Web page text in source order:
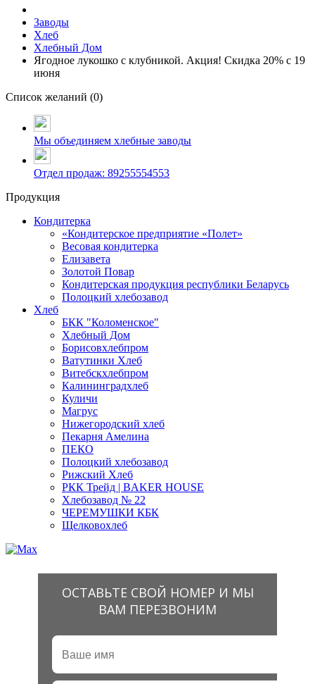
Заводы
Хлеб
Хлебный Дом
Ягодное лукошко с клубникой. Акция! Скидка 20% с 19
июня
Список желаний (0)
Мы объединяем хлебные заводы
Отдел продаж: 89255554553
Продукция
Кондитерка
«Кондитерское предприятие «Полет»
Весовая кондитерка
Елизавета
Золотой Повар
Кондитерская продукция республики Беларусь
Полоцкий хлебозавод
Хлеб
БКК "Коломенское"
Хлебный Дом
Борисовхлебпром
Ватутинки Хлеб
Витебскхлебпром
Калининградхлеб
Куличи
Магрус
Нижегородский хлеб
Пекарня Амелина
ПЕКО
Полоцкий хлебозавод
Рижский Хлеб
РКК Трейд | BAKER HOUSE
Хлебозавод № 22
ЧЕРЕМУШКИ КБК
Щелковохлеб
ОСТАВЬТЕ СВОЙ НОМЕР И МЫ
ВАМ ПЕРЕЗВОНИМ